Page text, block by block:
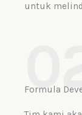
untuk
Formula